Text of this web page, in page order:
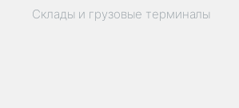
Склады и грузовые терминалы